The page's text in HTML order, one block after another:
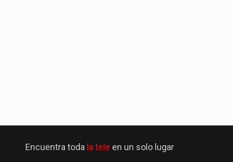
Encuentra toda la tele en un solo lugar